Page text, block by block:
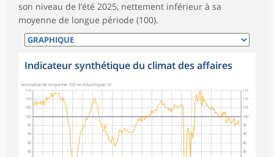
son niveau de l’été 2025, nettement inférieur à sa
moyenne de longue période (100).
Indicateur synthétique du climat des affaires
100
105
110
115
95
90
85
80 80
85
90
95
100
105
110
115
normalisé de moyenne 100 et d'écart-type 10